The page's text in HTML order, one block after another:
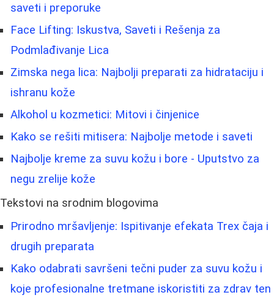
saveti i preporuke
Face Lifting: Iskustva, Saveti i Rešenja za
Podmlađivanje Lica
Zimska nega lica: Najbolji preparati za hidrataciju i
ishranu kože
Alkohol u kozmetici: Mitovi i činjenice
Kako se rešiti mitisera: Najbolje metode i saveti
Najbolje kreme za suvu kožu i bore - Uputstvo za
negu zrelije kože
Tekstovi na srodnim blogovima
Prirodno mršavljenje: Ispitivanje efekata Trex čaja i
drugih preparata
Kako odabrati savršeni tečni puder za suvu kožu i
koje profesionalne tretmane iskoristiti za zdrav ten